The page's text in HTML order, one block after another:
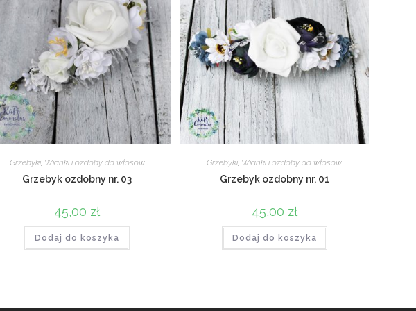
Grzebyki, Wianki i ozdoby do włosów
Grzebyk ozdobny nr. 03
45,00 zł
Dodaj do koszyka
Grzebyki, Wianki i ozdoby do włosów
Grzebyk ozdobny nr. 01
45,00 zł
Dodaj do koszyka